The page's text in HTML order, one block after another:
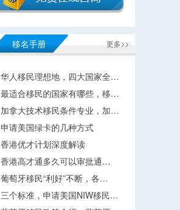
更多>>
移名手册
华人移民理想地，四大国家全…
最适合移民的国家有哪些，移…
加拿大技术移民条件专业，加…
申请美国绿卡的几种方式
香港优才计划深度解读
香港高才通多久可以审批通…
葡萄牙移民“利好”不断，各…
三个标准，申请美国NIW移民…